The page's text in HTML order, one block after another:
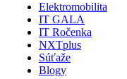
Elektromobilita
IT GALA
IT Ročenka
NXTplus
Súťaže
Blogy